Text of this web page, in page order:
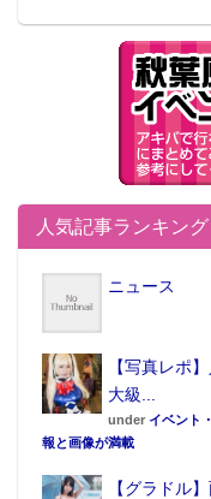
人気記事ランキング
ニュース
【写真レポ
大級...
under イベント
報と画像が満載
【グラドル